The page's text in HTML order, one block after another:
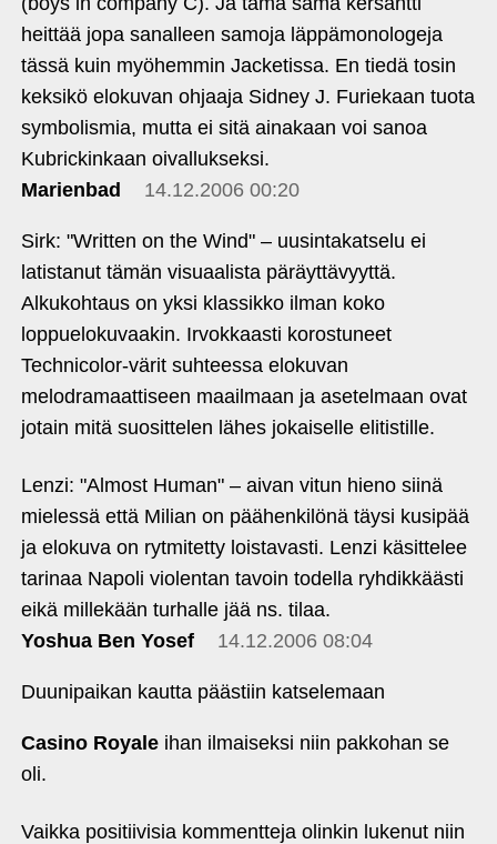
heittää jopa sanalleen samoja läppämonologeja
tässä kuin myöhemmin Jacketissa. En tiedä tosin
keksikö elokuvan ohjaaja Sidney J. Furiekaan tuota
symbolismia, mutta ei sitä ainakaan voi sanoa
Kubrickinkaan oivallukseksi.
Marienbad
14.12.2006 00:20
Sirk: "Written on the Wind" – uusintakatselu ei
latistanut tämän visuaalista päräyttävyyttä.
Alkukohtaus on yksi klassikko ilman koko
loppuelokuvaakin. Irvokkaasti korostuneet
Technicolor-värit suhteessa elokuvan
melodramaattiseen maailmaan ja asetelmaan ovat
jotain mitä suosittelen lähes jokaiselle elitistille.
Lenzi: "Almost Human" – aivan vitun hieno siinä
mielessä että Milian on päähenkilönä täysi kusipää
ja elokuva on rytmitetty loistavasti. Lenzi käsittelee
tarinaa Napoli violentan tavoin todella ryhdikkäästi
eikä millekään turhalle jää ns. tilaa.
Yoshua Ben Yosef
14.12.2006 08:04
Duunipaikan kautta päästiin katselemaan
Casino Royaleihan ilmaiseksi niin pakkohan se
oli.
Vaikka positiivisia kommentteja olinkin lukenut niin